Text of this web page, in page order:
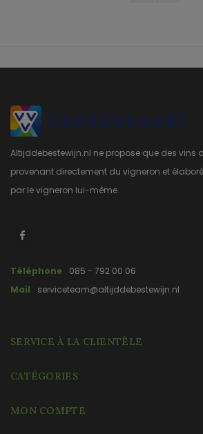
Altijddebestewijn.nl ne propose que des vins
provenant directement du vigneron et
par le vigneron lui-même.
Téléphone
085 - 792 00 06
Mail
serviceteam@altijddebestewijn.nl
SERVICE À LA CLIENTÈLE
CATÉGORIES
MON COMPTE